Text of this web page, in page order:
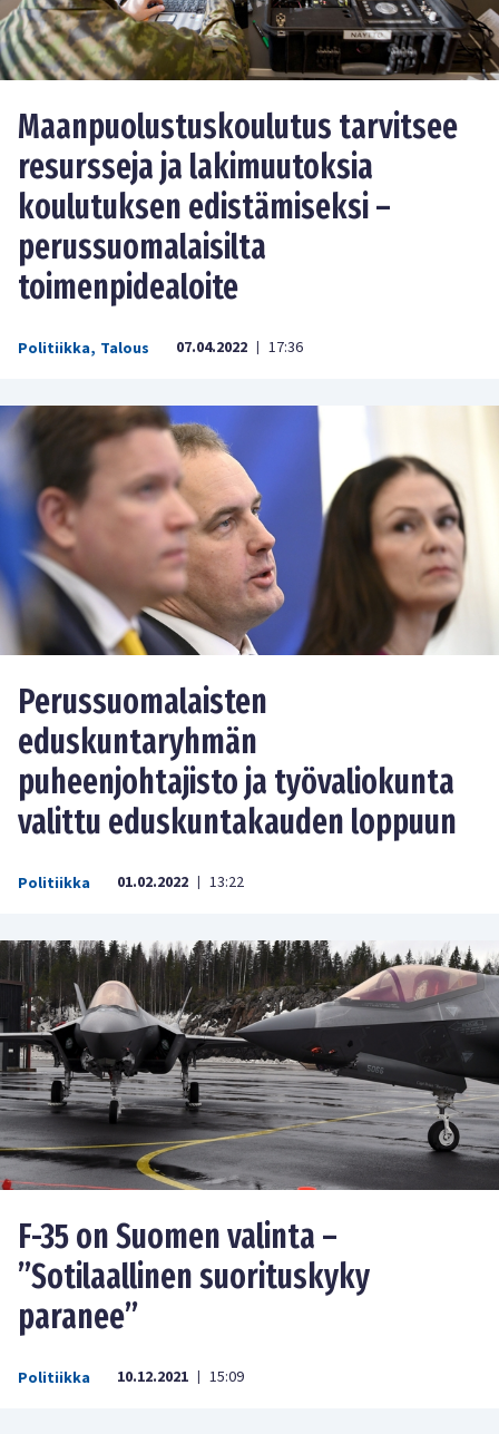
Maanpuolustuskoulutus tarvitsee
resursseja ja lakimuutoksia
koulutuksen edistämiseksi –
perussuomalaisilta
toimenpidealoite
Politiikka, Talous 07.04.2022 | 17:36
Perussuomalaisten
eduskuntaryhmän
puheenjohtajisto ja työvaliokunta
valittu eduskuntakauden loppuun
Politiikka 01.02.2022 | 13:22
F-35 on Suomen valinta –
”Sotilaallinen suorituskyky
paranee”
Politiikka 10.12.2021 | 15:09